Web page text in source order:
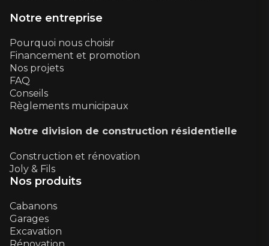
Notre entreprise
Pourquoi nous choisir
Financement et promotion
Nos projets
FAQ
Conseils
Règlements municipaux
Notre division de construction résidentielle
Construction et rénovation
Joly & Fils
Nos produits
Cabanons
Garages
Excavation
Rénovation